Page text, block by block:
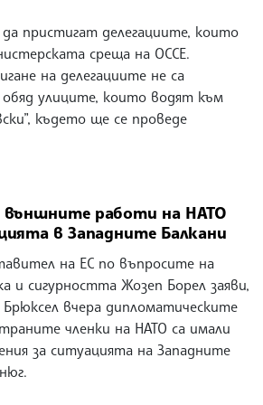
да пристигат делегациите, които
среща на ОССЕ.
на делегациите не са
улиците, които водят към
където ще се проведе
работи на НАТО
в Западните Балкани
на ЕС по въпросите на
и сигурността Жозеп Борел заяви,
вчера дипломатическите
членки на НАТО са имали
за ситуацията на Западните